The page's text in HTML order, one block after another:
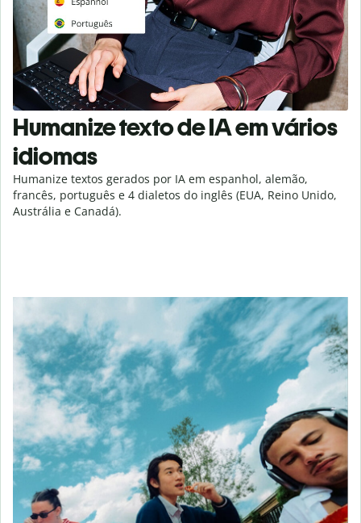
Humanize texto de IA em vários
idiomas
Humanize textos gerados por IA em espanhol, alemão,
francês, português e 4 dialetos do inglês (EUA, Reino Unido,
Austrália e Canadá).